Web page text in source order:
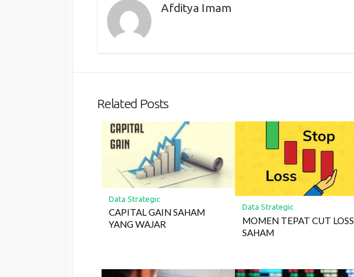
Afditya Imam
Related Posts
Data Strategic
CAPITAL GAIN SAHAM
YANG WAJAR
Data Strategic
MOMEN TEPAT CUT LOSS
SAHAM